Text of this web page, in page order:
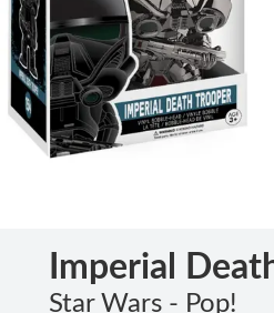
Imperial
Star Wars - Pop!